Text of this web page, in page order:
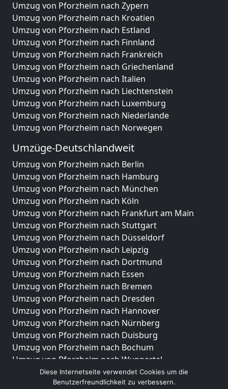
Umzug von Pforzheim nach Zypern
Umzug von Pforzheim nach Kroatien
Umzug von Pforzheim nach Estland
Umzug von Pforzheim nach Finnland
Umzug von Pforzheim nach Frankreich
Umzug von Pforzheim nach Griechenland
Umzug von Pforzheim nach Italien
Umzug von Pforzheim nach Liechtenstein
Umzug von Pforzheim nach Luxemburg
Umzug von Pforzheim nach Niederlande
Umzug von Pforzheim nach Norwegen
Umzüge-Deutschlandweit
Umzug von Pforzheim nach Berlin
Umzug von Pforzheim nach Hamburg
Umzug von Pforzheim nach München
Umzug von Pforzheim nach Köln
Umzug von Pforzheim nach Frankfurt am Main
Umzug von Pforzheim nach Stuttgart
Umzug von Pforzheim nach Düsseldorf
Umzug von Pforzheim nach Leipzig
Umzug von Pforzheim nach Dortmund
Umzug von Pforzheim nach Essen
Umzug von Pforzheim nach Bremen
Umzug von Pforzheim nach Dresden
Umzug von Pforzheim nach Hannover
Umzug von Pforzheim nach Nürnberg
Umzug von Pforzheim nach Duisburg
Umzug von Pforzheim nach Bochum
Umzug von Pforzheim nach Wuppertal
Umzug von Pforzheim nach Bielefeld
Umzug von Pforzheim nach Bonn
Diese Internetseite verwendet Cookies um die
Benutzerfreundlichkeit zu verbessern.